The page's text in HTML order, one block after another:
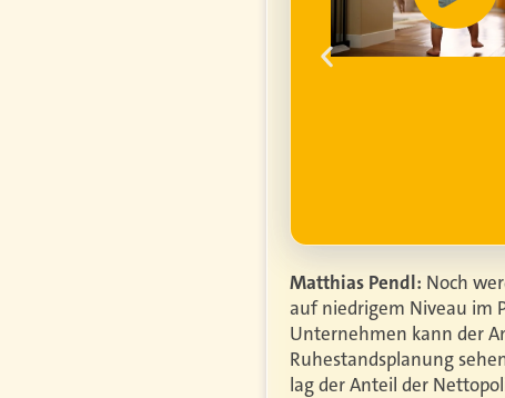
Matthias Pendl: Noch
auf niedrigem Niveau im
Unternehmen kann der
Ruhestandsplanung
lag der Anteil der